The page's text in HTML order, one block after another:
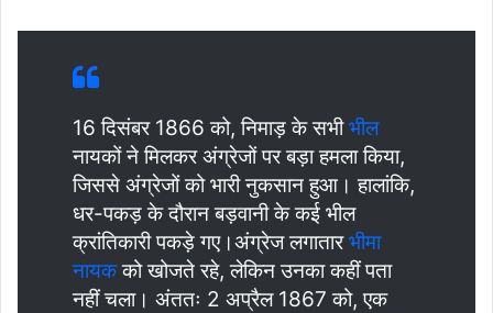
16 दिसंबर 1866 को, निमाड़ के सभीभील
नायकों ने मिलकर अंग्रेजों पर बड़ा हमला किया,
जिससे अंग्रेजों को भारी नुकसान हुआ। हालांकि,
धर-पकड़ के दौरान बड़वानी के कई भील
क्रांतिकारी पकड़े गए।अंग्रेज लगातारभीमा
नायकको खोजते रहे, लेकिन उनका कहीं पता
नहीं चला। अंततः 2 अप्रैल 1867 को, एक